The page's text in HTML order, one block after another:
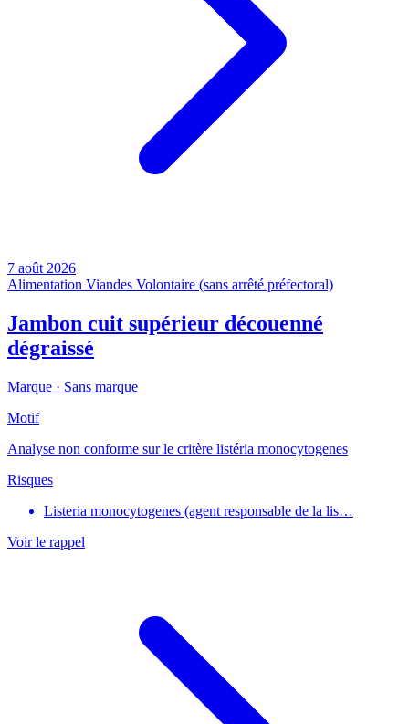
7 août 2026
Alimentation Viandes Volontaire (sans arrêté préfectoral)
Jambon cuit supérieur découenné
dégraissé
Marque · Sans marque
Motif
Analyse non conforme sur le critère listéria monocytogenes
Risques
Listeria monocytogenes (agent responsable de la lis…
Voir le rappel